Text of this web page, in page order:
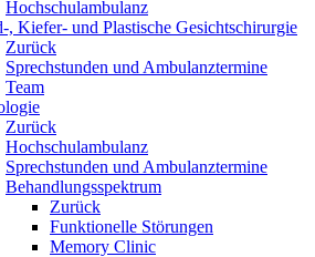
Hochschulambulanz
, Kiefer- und Plastische Gesichtschirurgie
Zurück
Sprechstunden und Ambulanztermine
Team
Zurück
Hochschulambulanz
Sprechstunden und Ambulanztermine
Behandlungsspektrum
Zurück
Funktionelle Störungen
Memory Clinic